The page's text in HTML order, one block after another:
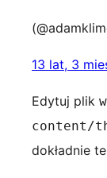
13 lat, 3
Edytuj plik
content/
dokładnie